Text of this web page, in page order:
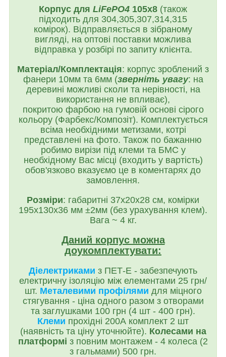
Корпус для LiFePO4 105х8 (також
підходить для 304,305,307,314,315
комірок). Відправляється в зібраному
вигляді, на оптові поставки можлива
відправка у розбірі по запиту клієнта.
Матеріал/Комплектація: корпус зроблений з
фанери 10мм та 6мм (зверніть увагу: на
деревині можливі сколи та нерівності, на
використання не впливає),
покритою фарбою на гумовій основі сірого
кольору (Фарбекс/Композіт). Комплектується
всіма необхідними метизами, котрі
представлені на фото. Також по бажанню
робимо вирізи під клеми та БМС у
необхідному Вас місці (входить у вартість)
обов'язково вказуємо це в коментарях до
замовлення.
Розміри: габаритні 37х20х28 см, комірки
195х130х36 мм ±2мм (без урахування клем).
Вага ~ 4 кг.
Даний корпус можна
доукомплектувати:
Діелектриками з ПЕТ-Е - забезпечують
електричну ізоляцію між елементами 25 грн/
шт. Металевими профілями для міцного
стягування - ціна одного разом з отворами
та заглушками 100 грн (4 шт - 400 грн).
Клеми прохідні 200А комплект 2 шт
(наявність та ціну уточнюйте). Колесами на
платформі з повним монтажем - 4 колеса (2
з гальмами) 500 грн.